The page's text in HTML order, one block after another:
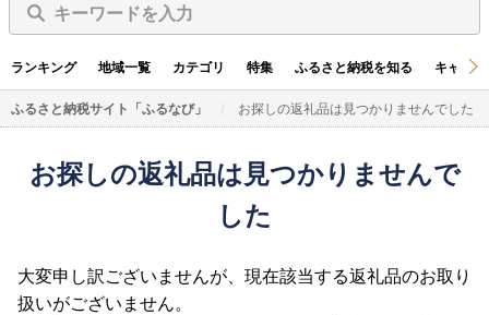
キーワードを入力
ランキング 地域一覧 カテゴリ 特集 ふるさと納税を知る キャン
ふるさと納税サイト「ふるなび」 お探しの返礼品は見つかりませんでした
お探しの返礼品は見つかりませんで
した
大変申し訳ございませんが、現在該当する返礼品のお取り
扱いがございません。